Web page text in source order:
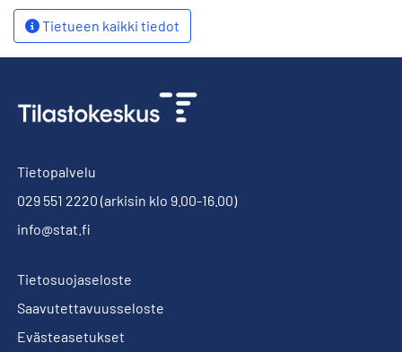
Tietueen kaikki tiedot
Tietopalvelu
029 551 2220 (arkisin klo 9.00-16.00)
info@stat.fi
Tietosuojaseloste
Saavutettavuusseloste
Evästeasetukset